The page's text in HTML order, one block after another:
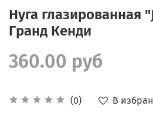
Нуга глазированная
Гранд Кенди
(0)
В
360.00 руб